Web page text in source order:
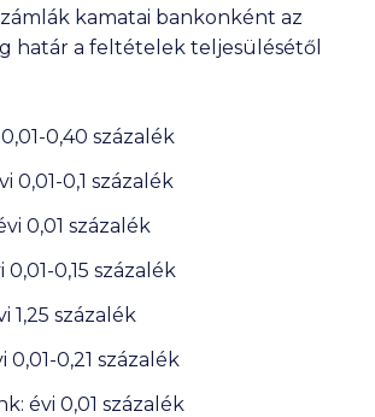
kamatai bankonként az
határ a feltételek teljesülésétől
0,40 százalék
0,01-0,1 százalék
0,01 százalék
0,01-0,15 százalék
1,25 százalék
0,01-0,21 százalék
évi 0,01 százalék